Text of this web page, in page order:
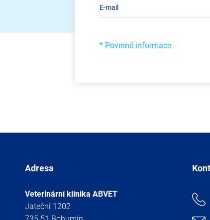
* Povinné informace
Adresa
Veterinární klinika ABVET
Jateční 1202